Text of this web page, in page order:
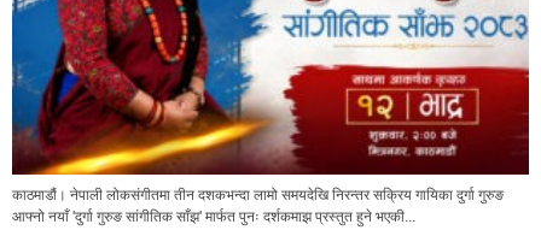
काठमाडौं। नेपाली लोकसंगीतमा तीन दशकभन्दा लामो समयदेखि निरन्तर सक्रिय गायिका दुर्गा गुरुङ
आफ्नो नयाँ 'दुर्गा गुरुङ सांगीतिक साँझ' मार्फत पुनः दर्शकमाझ प्रस्तुत हुने भएकी...